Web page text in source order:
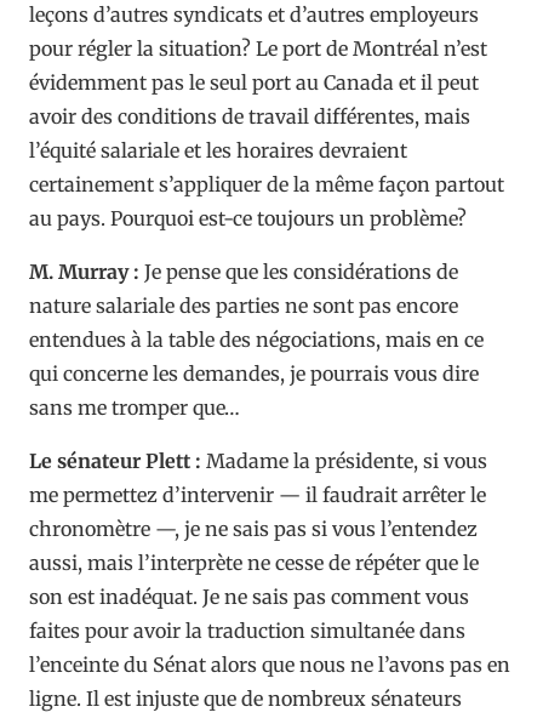
leçons d’autres syndicats et d’autres employeurs
pour régler la situation? Le port de Montréal n’est
évidemment pas le seul port au Canada et il peut
avoir des conditions de travail différentes, mais
l’équité salariale et les horaires devraient
certainement s’appliquer de la même façon partout
au pays. Pourquoi est-ce toujours un problème?
M. Murray : Je pense que les considérations de
nature salariale des parties ne sont pas encore
entendues à la table des négociations, mais en ce
qui concerne les demandes, je pourrais vous dire
sans me tromper que…
Le sénateur Plett : Madame la présidente, si vous
me permettez d’intervenir — il faudrait arrêter le
chronomètre —, je ne sais pas si vous l’entendez
aussi, mais l’interprète ne cesse de répéter que le
son est inadéquat. Je ne sais pas comment vous
faites pour avoir la traduction simultanée dans
l’enceinte du Sénat alors que nous ne l’avons pas en
ligne. Il est injuste que de nombreux sénateurs